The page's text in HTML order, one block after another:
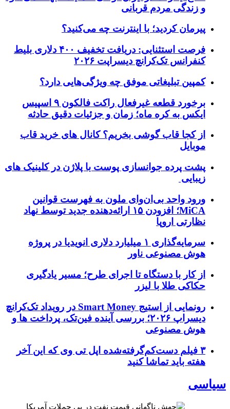
و زندگی مردم قربانی
پیرمان کردید؛ با اینترنت چه می‌کنید؟
فرصت استثنایی: دریافت تخفیف ۴۰۰ دلاری بلیط
کنفرانس تک‌کرانچ دیسراپت ۲۰۲۶
کمپین تبلیغاتی موفق چه ویژگی‌هایی دارد؟
برخورد قطعه غیرفعال راکت فالکون ۹ اسپیس
ایکس به کره ماه؛ زمان و جزئیات دقیق حادثه
از کجا قاب گوشی بخریم؟ کانال های خرید قاب
موبایل
پشت پرده جوانسازی پوست با پلاژن در کلینیک های
زیبایی
ورود واحد بی‌ان‌وای ملون به فهرست قوانین
MiCA؛ افزودن ۱۵ ارائه‌دهنده جدید توسط نهاد
نظارتی اروپا
سرمایه‌گذاری ۱ میلیارد دلاری انویدیا در پروژه
هوش مصنوعی ناور
از کار با دستگاه تا اجرای طرح؛ مسیر یادگیری
حکاکی طلا با لیزر
رونمایی از استیج Smart Money در رویداد تک‌کرانچ
دیسراپ ۲۰۲۶؛ بررسی آینده فین‌تک، پرداخت‌ ها و
هوش مصنوعی
۳ فیلم دست‌کم‌گرفته‌شده اپل تی وی که این آخر
هفته باید تماشا کنید
سیاسی